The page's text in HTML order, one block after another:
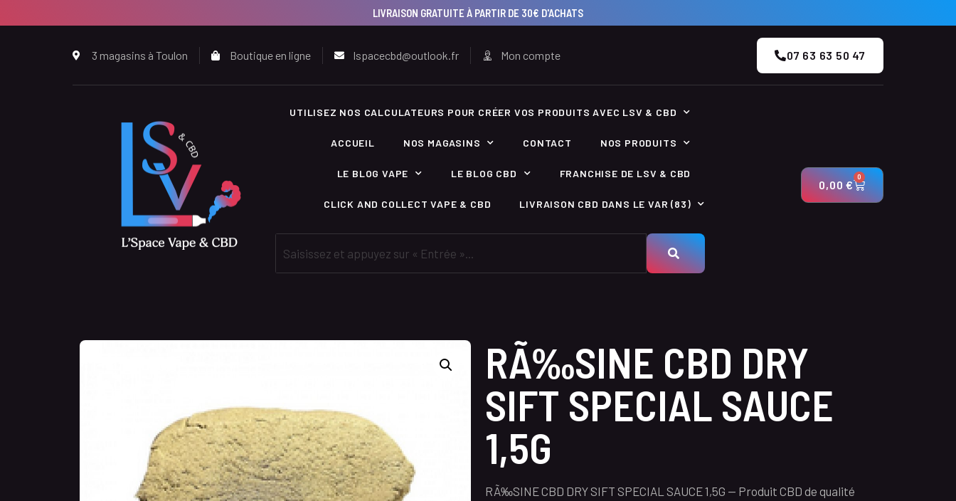
LIVRAISON GRATUITE À PARTIR DE 30€ D'ACHATS
3 magasins à Toulon Boutique en ligne lspacecbd@outlook.fr Mon compte 07 63 63 50 47
UTILISEZ NOS CALCULATEURS POUR CRÉER VOS PRODUITS AVEC LSV & CBD
ACCUEIL NOS MAGASINS CONTACT NOS PRODUITS
LE BLOG VAPE LE BLOG CBD FRANCHISE DE LSV & CBD
CLICK AND COLLECT VAPE & CBD LIVRAISON CBD DANS LE VAR (83)
0,00€
0
RÃ‰SINE CBD DRY
SIFT SPECIAL SAUCE
1,5G
RÃ‰SINE CBD DRY SIFT SPECIAL SAUCE 1,5G — Produit CBD de qualité